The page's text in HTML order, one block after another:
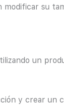
su
un
y crear